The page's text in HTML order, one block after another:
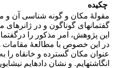
چکیده
مقولۀ مکان و گونه شناسی آن و
گفتمان­های گوناگون و در
این پژوهش، امر مذکور را
در این خصوص با مطالعۀ مقامات
عنوان مکان گسترده و خانقاه را
انگاشته­ایم. و نشان داده­ایم